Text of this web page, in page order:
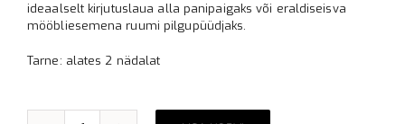
ideaalselt kirjutuslaua alla panipaigaks või eraldiseisva
mööbliesemena ruumi pilgupüüdjaks.
Tarne: alates 2 nädalat